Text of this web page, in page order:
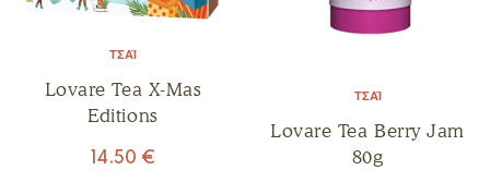
ΤΣΆΙ
Lovare Tea X-Mas
Editions
14.50 €
ΤΣΆΙ
Lovare Tea Berry Jam
80g